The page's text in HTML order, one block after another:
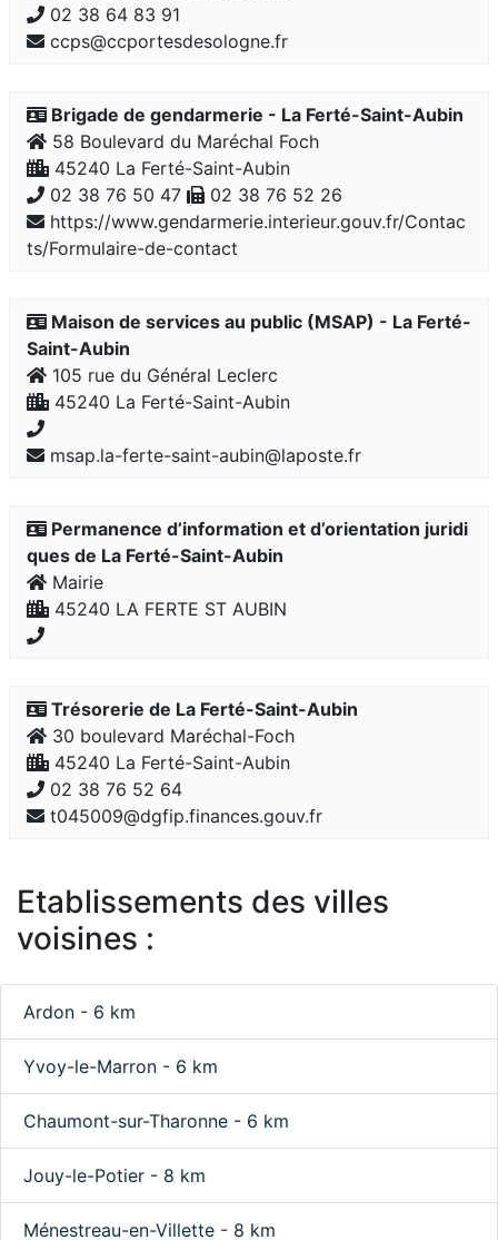
02 38 64 83 91
ccps@ccportesdesologne.fr
Brigade de gendarmerie - La Ferté-Saint-Aubin
58 Boulevard du Maréchal Foch
45240 La Ferté-Saint-Aubin
02 38 76 50 47
02 38 76 52 26
https://www.gendarmerie.interieur.gouv.fr/Contac
ts/Formulaire-de-contact
Maison de services au public (MSAP) - La Ferté-
Saint-Aubin
105 rue du Général Leclerc
45240 La Ferté-Saint-Aubin
msap.la-ferte-saint-aubin@laposte.fr
Permanence d’information et d’orientation juridi
ques de La Ferté-Saint-Aubin
Mairie
45240 LA FERTE ST AUBIN
Trésorerie de La Ferté-Saint-Aubin
30 boulevard Maréchal-Foch
45240 La Ferté-Saint-Aubin
02 38 76 52 64
t045009@dgfip.finances.gouv.fr
Etablissements des villes
voisines :
Ardon - 6 km
Yvoy-le-Marron - 6 km
Chaumont-sur-Tharonne - 6 km
Jouy-le-Potier - 8 km
Ménestreau-en-Villette - 8 km